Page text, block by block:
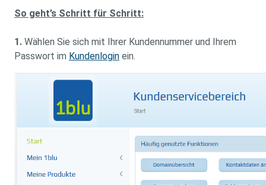
So geht’s Schritt für Schritt:
1. Wählen Sie sich mit Ihrer Kundennummer und Ihrem
Passwort im Kundenlogin ein.